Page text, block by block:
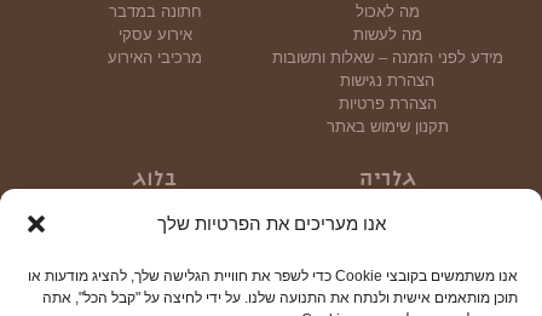
אנו מעריכים את הפרטיות שלך
אנו משתמשים בקובצי Cookie כדי לשפר את חוויית הגלישה שלך, להציג מודעות או
תוכן מותאמים אישית ולנתח את התנועה שלנו. על ידי לחיצה על "קבל הכל", אתה
מה לאכול
מה לעשות
מידע לפני הזמנה – שאלות ותשובות
הצהרת נגישות
הצהרת פרטיות
תקנון שימוש באתר
חתונה במדבר
אירוע עסקי
מרכיבי האירוע
גלריה בלוג
צור קשר